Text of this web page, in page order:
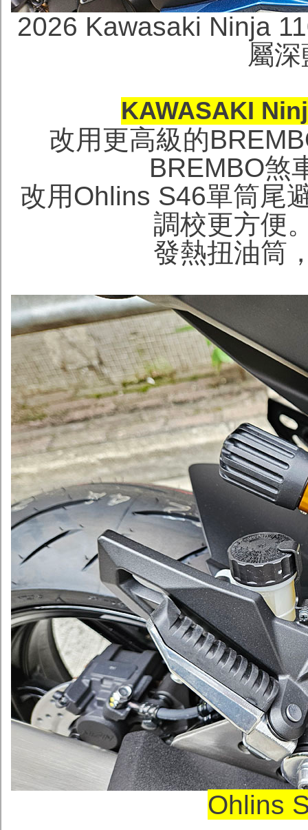
2026 Kawasaki Ninja
屬
KAWASAKI
改用更高級的
BREMBO煞
改用Ohlins S46單筒尾
調校更方便
發熱扭油筒
Ohlins